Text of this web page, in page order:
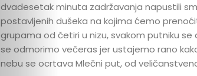
dvadesetak minuta zadržavanja napustili
postavljenih dušeka na kojima ćemo
grupama od četiri u nizu, svakom putniku
se odmorimo večeras jer ustajemo rano
nebu se ocrtava Mlečni put, od